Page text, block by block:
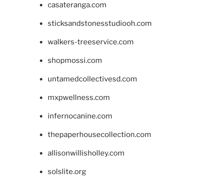
casateranga.com
sticksandstonesstudiooh.com
walkers-treeservice.com
shopmossi.com
untamedcollectivesd.com
mxpwellness.com
infernocanine.com
thepaperhousecollection.com
allisonwillisholley.com
solslite.org